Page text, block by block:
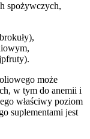
spożywczych,
może
w tym do anemii i
właściwy poziom
suplementami jest